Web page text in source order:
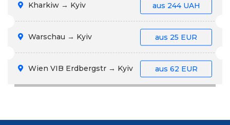
Kharkiw → Kyiv aus 244 UAH
Warschau → Kyiv aus 25 EUR
Wien VIB Erdbergstr → Kyiv aus 62 EUR